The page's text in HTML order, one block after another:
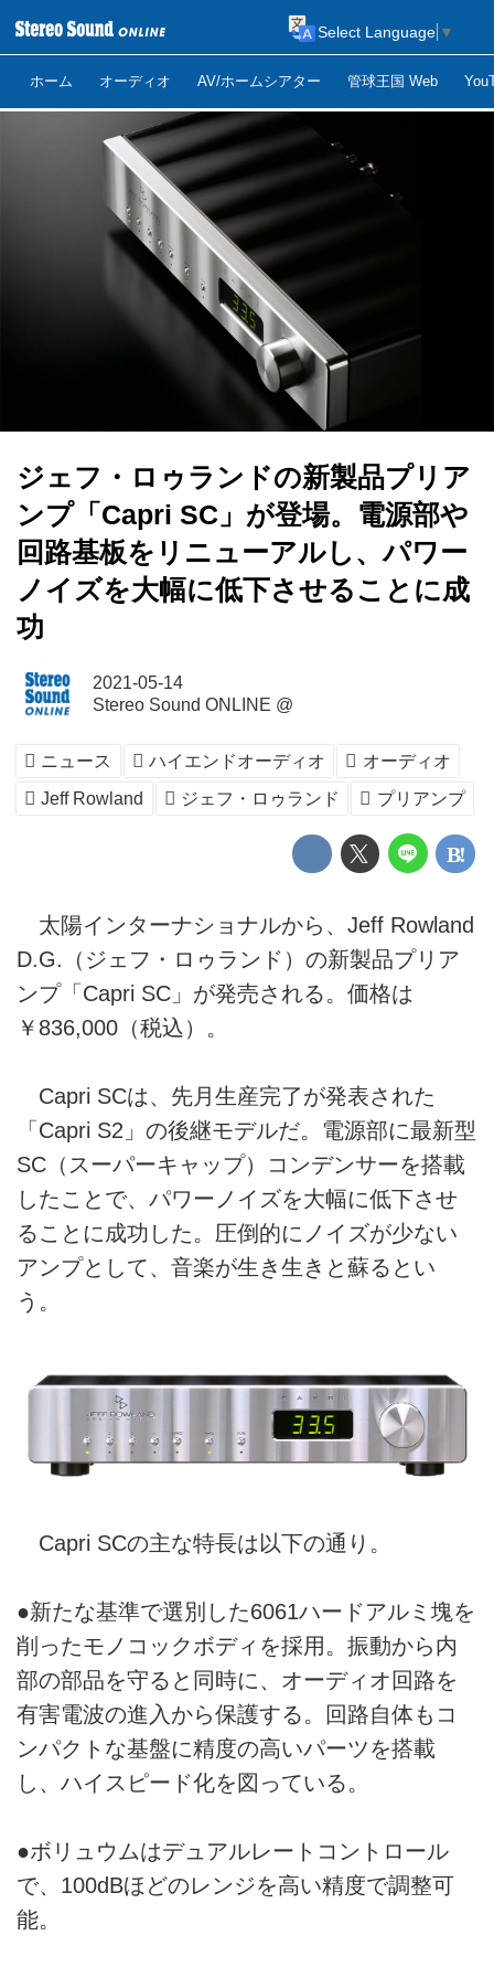
ホーム オーディオ AV/ホームシアター 管球王国 Web
Select Language ▼
ジェフ・ロゥランドの新製品プリア
ンプ「Capri SC」が登場。電源部や
回路基板をリニューアルし、パワー
ノイズを大幅に低下させることに成
功
2021-05-14
Stereo Sound ONLINE @
ニュース ハイエンドオーディオ
オーディオ
Jeff Rowland
ジェフ・ロゥランド プリアンプ
太陽インターナショナルから、Jeff Rowland
D.G.（ジェフ・ロゥランド）の新製品プリア
ンプ「Capri SC」が発売される。価格は
￥836,000（税込）。
Capri SCは、先月生産完了が発表された
「Capri S2」の後継モデルだ。電源部に最新型
SC（スーパーキャップ）コンデンサーを搭載
したことで、パワーノイズを大幅に低下させ
ることに成功した。圧倒的にノイズが少ない
アンプとして、音楽が生き生きと蘇るとい
う。
Capri SCの主な特長は以下の通り。
●新たな基準で選別した6061ハードアルミ塊を
削ったモノコックボディを採用。振動から内
部の部品を守ると同時に、オーディオ回路を
有害電波の進入から保護する。回路自体もコ
ンパクトな基盤に精度の高いパーツを搭載
し、ハイスピード化を図っている。
●ボリュウムはデュアルレートコントロール
で、100dBほどのレンジを高い精度で調整可
能。